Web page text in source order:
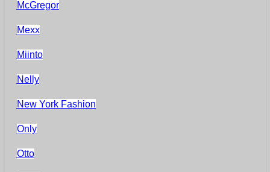
McGregor
Mexx
Miinto
Nelly
New York Fashion
Only
Otto